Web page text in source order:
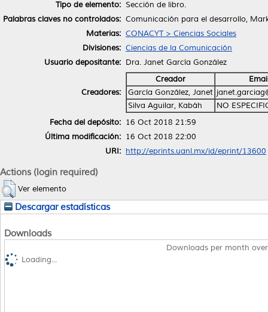
Tipo de elemento: Sección de libro.
Palabras claves no controlados: Comunicación para el desarrollo,
Materias: CONACYT > Ciencias Sociales
Divisiones: Ciencias de la Comunicación
Usuario depositante: Dra. Janet García González
Creadores:
Creador
García González, Janet
Silva Aguilar, Kabáh
NO
Fecha del depósito: 16 Oct 2018 21:59
Última modificación: 16 Oct 2018 22:00
URI: http://eprints.uanl.mx/id/eprint/13600
Actions (login required)
Ver elemento
Descargar estadísticas
Downloads
Downloads per month
Loading...